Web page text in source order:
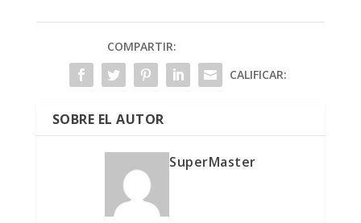
COMPARTIR:
CALIFICAR:
SOBRE EL AUTOR
SuperMaster